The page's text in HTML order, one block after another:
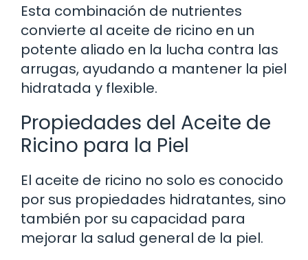
Esta combinación de nutrientes
convierte al aceite de ricino en un
potente aliado en la lucha contra las
arrugas, ayudando a mantener la piel
hidratada y flexible.
Propiedades del Aceite de
Ricino para la Piel
El aceite de ricino no solo es conocido
por sus propiedades hidratantes, sino
también por su capacidad para
mejorar la salud general de la piel.